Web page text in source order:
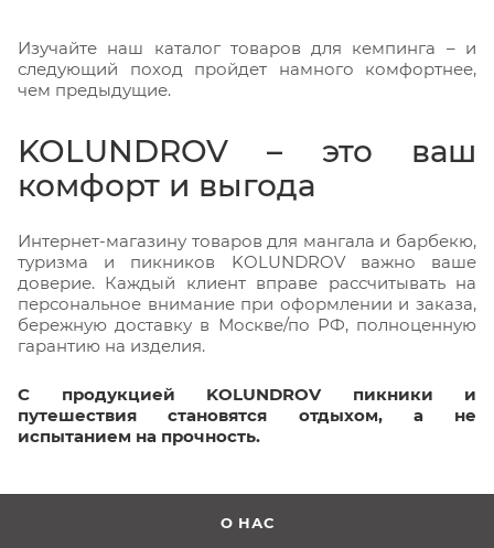
Изучайте наш каталог товаров для кемпинга – и
следующий поход пройдет намного комфортнее,
чем предыдущие.
KOLUNDROV – это ваш
комфорт и выгода
Интернет-магазину товаров для мангала и барбекю,
туризма и пикников KOLUNDROV важно ваше
доверие. Каждый клиент вправе рассчитывать на
персональное внимание при оформлении и заказа,
бережную доставку в Москве/по РФ, полноценную
гарантию на изделия.
С продукцией KOLUNDROV пикники и
путешествия становятся отдыхом, а не
испытанием на прочность.
О НАС